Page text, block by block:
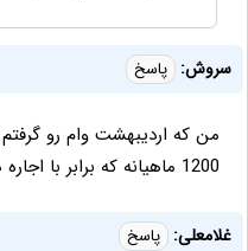
سروش: پاسخ
1200 ماهیانه که برابر با اجاره همین خونه ای هس که خریدم
غلامعلی: پاسخ